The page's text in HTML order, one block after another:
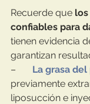
Recuerde que
confiables para
tienen evidencia
garantizan
– La grasa
previamente
liposucción e